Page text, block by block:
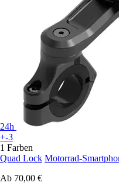
24h
+-3
1 Farben
Quad Lock Motorrad-
Ab 70,00 €